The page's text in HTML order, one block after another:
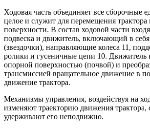
Ходовая часть объединяет все сборочные
целое и служит для перемещения
поверхности. В состав ходовой части
подвеска и движитель, включающий в
(звездочки), направляющие колеса 11,
ролики и гусеничные цепи 10. Движитель
опорной поверхностью (почвой) и
трансмиссией вращательное движение в
движение трактора.
Механизмы управления, воздействуя на
изменяют траекторию движения трактора,
удерживают его неподвижно.